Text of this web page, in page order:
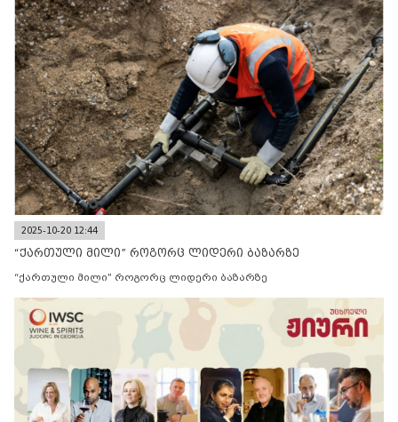
2025-10-20 12:44
“ქართული მილი” როგორც ლიდერი ბაზარზე
“ქართული მილი” როგორც ლიდერი ბაზარზე